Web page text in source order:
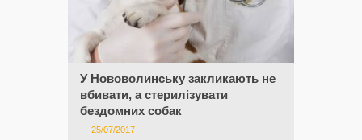
У Нововолинську закликають не
вбивати, а стерилізувати
бездомних собак
— 25/07/2017